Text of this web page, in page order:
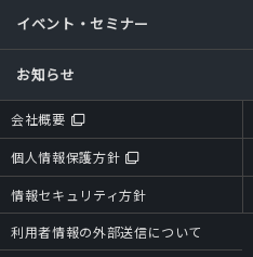
イベント・セミナー
お知らせ
会社概要
個人情報保護方針
情報セキュリティ方針
利用者情報の外部送信について